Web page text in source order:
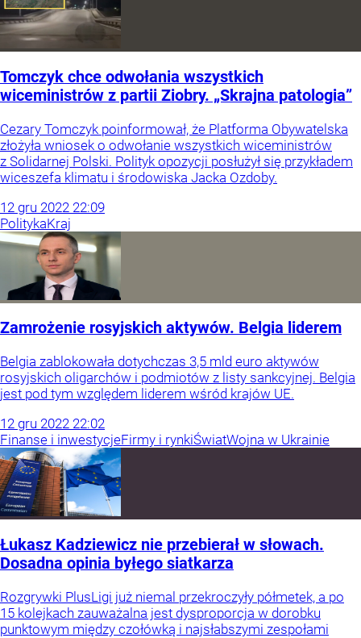
Tomczyk chce odwołania wszystkich
wiceministrów z partii Ziobry. „Skrajna patologia”
Cezary Tomczyk poinformował, że Platforma Obywatelska
złożyła wniosek o odwołanie wszystkich wiceministrów
z Solidarnej Polski. Polityk opozycji posłużył się przykładem
wiceszefa klimatu i środowiska Jacka Ozdoby.
12 gru 2022 22:09
PolitykaKraj
Zamrożenie rosyjskich aktywów. Belgia liderem
Belgia zablokowała dotychczas 3,5 mld euro aktywów
rosyjskich oligarchów i podmiotów z listy sankcyjnej. Belgia
jest pod tym względem liderem wśród krajów UE.
12 gru 2022 22:02
Finanse i inwestycjeFirmy i rynkiŚwiatWojna w Ukrainie
Łukasz Kadziewicz nie przebierał w słowach.
Dosadna opinia byłego siatkarza
Rozgrywki PlusLigi już niemal przekroczyły półmetek, a po
15 kolejkach zauważalna jest dysproporcja w dorobku
punktowym między czołówką i najsłabszymi zespołami